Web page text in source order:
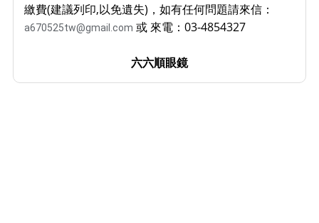
繳費(建議列印,以免遺失)，如有任何問題請來信：
a670525tw@gmail.com 或 來電：03-4854327
六六順眼鏡